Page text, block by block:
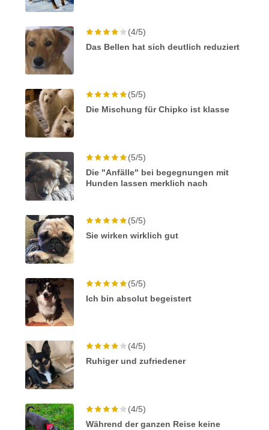
(4/5)
Das Bellen hat sich deutlich reduziert
(5/5)
Die Mischung für Chipko ist klasse
(5/5)
Die "Anfälle" bei begegnungen mit
Hunden lassen merklich nach
(5/5)
Sie wirken wirklich gut
(5/5)
Ich bin absolut begeistert
(4/5)
Ruhiger und zufriedener
(4/5)
Während der ganzen Reise keine